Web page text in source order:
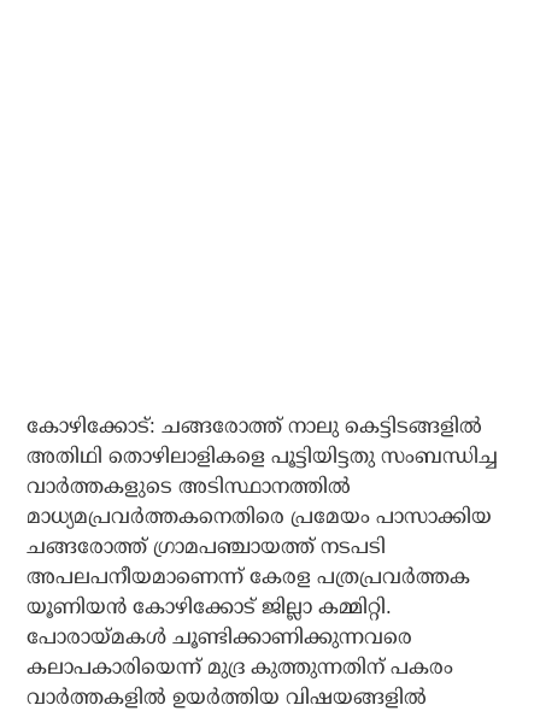
കോഴിക്കോട്: ചങ്ങരോത്ത് നാലു കെട്ടിടങ്ങളില്‍
അതിഥി തൊഴിലാളികളെ പൂട്ടിയിട്ടതു സംബന്ധിച്ച
വാര്‍ത്തകളുടെ അടിസ്ഥാനത്തില്‍
മാധ്യമപ്രവര്‍ത്തകനെതിരെ പ്രമേയം പാസാക്കിയ
ചങ്ങരോത്ത് ഗ്രാമപഞ്ചായത്ത് നടപടി
അപലപനീയമാണെന്ന് കേരള പത്രപ്രവര്‍ത്തക
യൂണിയന്‍ കോഴിക്കോട് ജില്ലാ കമ്മിറ്റി.
പോരായ്മകള്‍ ചൂണ്ടിക്കാണിക്കുന്നവരെ
കലാപകാരിയെന്ന് മുദ്ര കുത്തുന്നതിന് പകരം
വാര്‍ത്തകളില്‍ ഉയര്‍ത്തിയ വിഷയങ്ങളില്‍